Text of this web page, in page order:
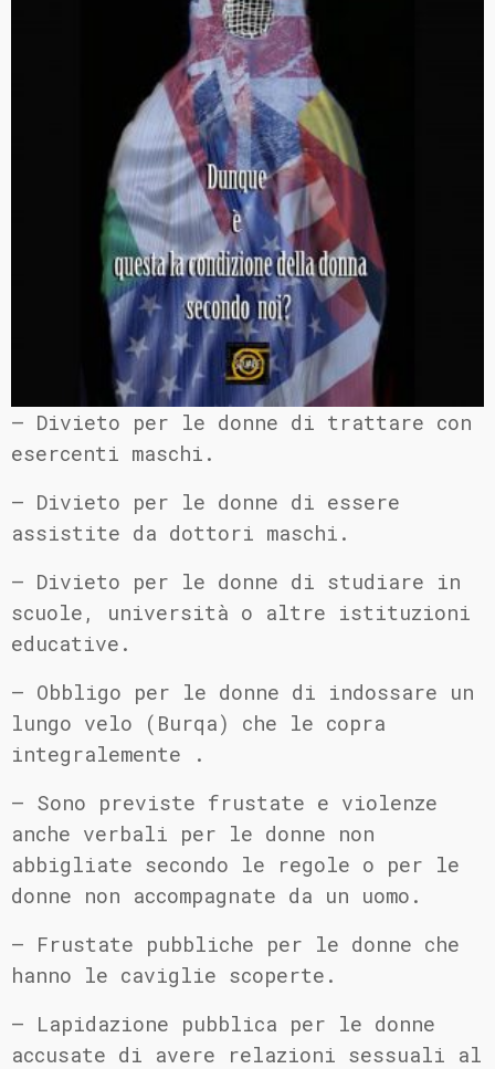
– Divieto per le donne di trattare con
esercenti maschi.
– Divieto per le donne di essere
assistite da dottori maschi.
– Divieto per le donne di studiare in
scuole, università o altre istituzioni
educative.
– Obbligo per le donne di indossare un
lungo velo (Burqa) che le copra
integralemente .
– Sono previste frustate e violenze
anche verbali per le donne non
abbigliate secondo le regole o per le
donne non accompagnate da un uomo.
– Frustate pubbliche per le donne che
hanno le caviglie scoperte.
– Lapidazione pubblica per le donne
accusate di avere relazioni sessuali al